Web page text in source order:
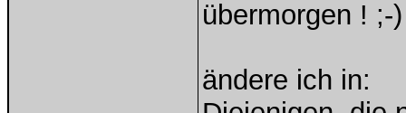
übermorgen ! ;-)
ändere ich in: